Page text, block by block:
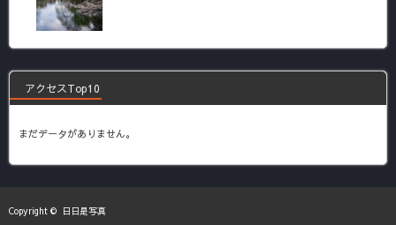
アクセスTop10
まだデータがありません。
Copyright © 日日是写真